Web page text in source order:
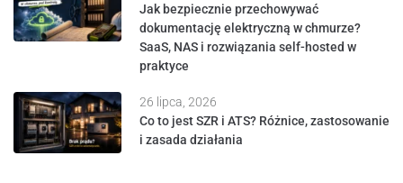
Jak bezpiecznie przechowywać
dokumentację elektryczną w chmurze?
SaaS, NAS i rozwiązania self-hosted w
praktyce
26 lipca, 2026
Co to jest SZR i ATS? Różnice, zastosowanie
i zasada działania